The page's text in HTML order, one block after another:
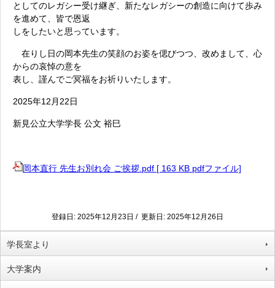
学長室より
大学案内
としてのレガシー受け継ぎ、新たなレガシーの創造に向けて歩み
を進めて、皆で恩返
しをしたいと思っています。
在りし日の岡本先生の笑顔のお姿を偲びつつ、改めまして、心
からの哀悼の意を
表し、謹んでご冥福をお祈りいたします。
2025年12月22日
新見公立大学学長 公文 裕巳
岡本直行 先生お別れ会 ご挨拶.pdf [ 163 KB pdfファイル]
登録日: 2025年12月23日 / 更新日: 2025年12月26日